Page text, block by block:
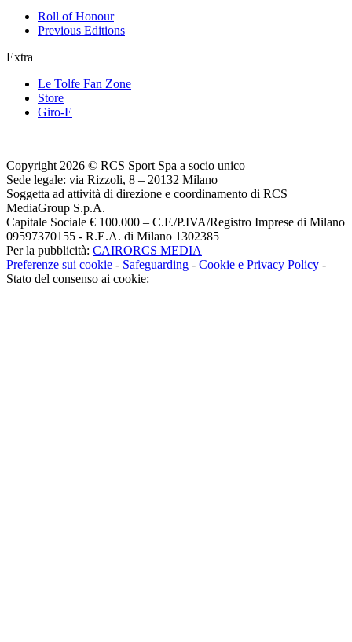
Roll of Honour
Previous Editions
Extra
Le Tolfe Fan Zone
Store
Giro-E
Copyright 2026 © RCS Sport Spa a socio unico
Sede legale: via Rizzoli, 8 – 20132 Milano
Soggetta ad attività di direzione e coordinamento di RCS
MediaGroup S.p.A.
Capitale Sociale € 100.000 – C.F./P.IVA/Registro Imprese di Milano
09597370155 - R.E.A. di Milano 1302385
Per la pubblicità: CAIRORCS MEDIA
Preferenze sui cookie - Safeguarding - Cookie e Privacy Policy -
Stato del consenso ai cookie: